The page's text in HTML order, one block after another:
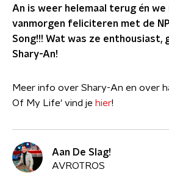
An is weer helemaal terug én
vanmorgen feliciteren met de
Song!!! Wat was ze enthousiast,
Shary-An!
Meer info over Shary-An en over
Of My Life' vind je hier!
Aan De Slag!
AVROTROS